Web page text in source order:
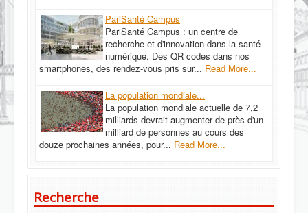
PariSanté Campus
PariSanté Campus : un centre de
recherche et d'innovation dans la santé
numérique. Des QR codes dans nos
smartphones, des rendez-vous pris sur... Read More...
La population mondiale...
La population mondiale actuelle de 7,2
milliards devrait augmenter de près d'un
milliard de personnes au cours des
douze prochaines années, pour... Read More...
Recherche